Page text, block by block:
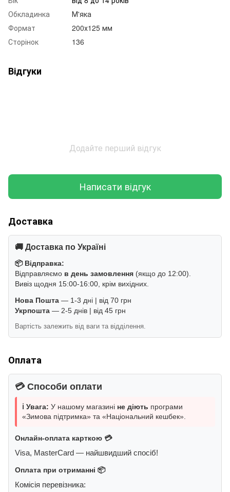
Обкладинка
М'яка
Формат
200х125 мм
Сторінок
136
Відгуки
Додайте перший відгук
Написати відгук
Доставка
🚚 Доставка по Україні
📦 Відправка:
Відправляємо в день замовлення (якщо до 12:00).
Вивіз щодня 15:00-16:00, крім вихідних.
Нова Пошта — 1-3 дні | від 70 грн
Укрпошта — 2-5 днів | від 45 грн
Вартість залежить від ваги та відділення.
Оплата
💳 Способи оплати
ℹ️ Увага: У нашому магазині не діють програми
«Зимова підтримка» та «Національний кешбек».
Онлайн-оплата карткою 💳
Visa, MasterCard — найшвидший спосіб!
Оплата при отриманні 📦
Комісія перевізника: